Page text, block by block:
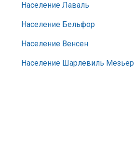
Население Лаваль
Население Бельфор
Население Венсен
Население Шарлевиль Мезьер